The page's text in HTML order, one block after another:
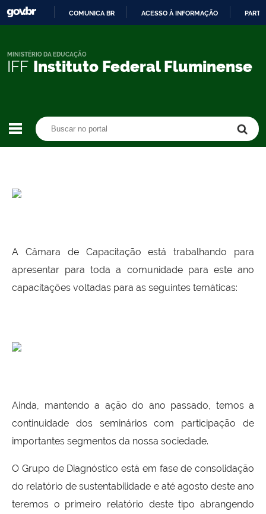
CONTEÚDO
COMUNICA BR ACESSO À INFORMAÇÃO
IFF Instituto Federal Fluminense
MINISTÉRIO DA EDUCAÇÃO
A Câmara de Capacitação está trabalhando para
apresentar para toda a comunidade para este ano
capacitações voltadas para as seguintes temáticas:
Ainda, mantendo a ação do ano passado, temos a
continuidade dos seminários com participação de
importantes segmentos da nossa sociedade.
O Grupo de Diagnóstico está em fase de consolidação
do relatório de sustentabilidade e até agosto deste ano
teremos o primeiro relatório deste tipo abrangendo